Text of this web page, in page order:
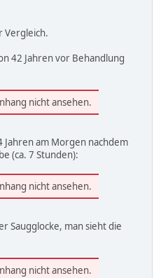
Vergleich.
42 Jahren vor Behandlung
nicht ansehen.
Jahren am Morgen nachdem
(ca. 7 Stunden):
nicht ansehen.
Saugglocke, man sieht die
nicht ansehen.